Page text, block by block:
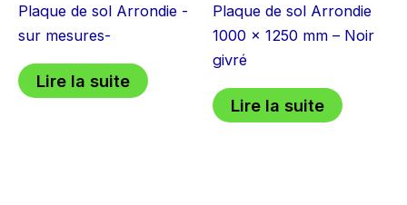
Plaque de sol Arrondie -
sur mesures-
Lire la suite
Plaque de sol Arrondie
1000 x 1250 mm – Noir
givré
Lire la suite